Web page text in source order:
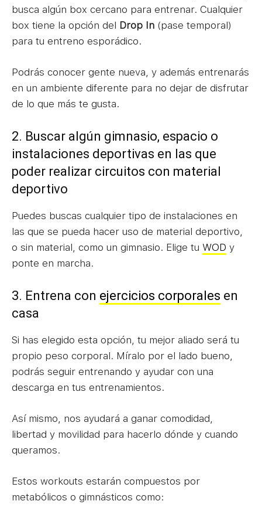
busca algún box cercano para entrenar. Cualquier
box tiene la opción del Drop In (pase temporal)
para tu entreno esporádico.
Podrás conocer gente nueva, y además entrenarás
en un ambiente diferente para no dejar de disfrutar
de lo que más te gusta.
2. Buscar algún gimnasio, espacio o
instalaciones deportivas en las que
poder realizar circuitos con material
deportivo
Puedes buscas cualquier tipo de instalaciones en
las que se pueda hacer uso de material deportivo,
o sin material, como un gimnasio. Elige tu WOD y
ponte en marcha.
3. Entrena con ejercicios corporales en
casa
Si has elegido esta opción, tu mejor aliado será tu
propio peso corporal. Míralo por el lado bueno,
podrás seguir entrenando y ayudar con una
descarga en tus entrenamientos.
Así mismo, nos ayudará a ganar comodidad,
libertad y movilidad para hacerlo dónde y cuando
queramos.
Estos workouts estarán compuestos por
metabólicos o gimnásticos como: